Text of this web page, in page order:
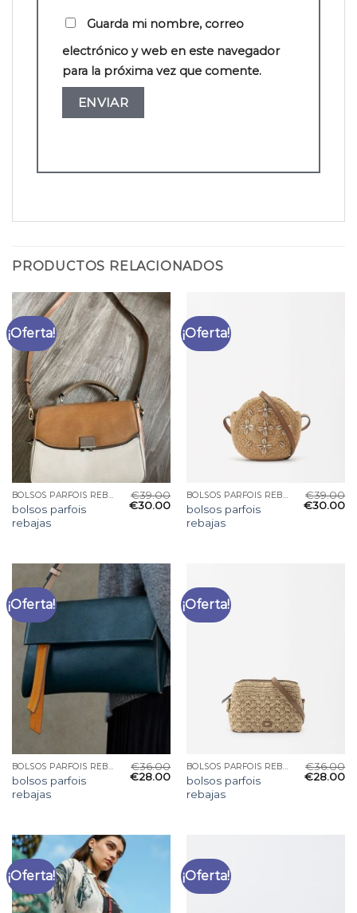
Guarda mi nombre, correo
electrónico y web en este navegador
para la próxima vez que comente.
PRODUCTOS RELACIONADOS
¡Oferta!
BOLSOS PARFOIS REBAJAS
bolsos parfois
rebajas
€39.00
€30.00
¡Oferta!
BOLSOS PARFOIS REBAJAS
bolsos parfois
rebajas
€39.00
€30.00
¡Oferta!
BOLSOS PARFOIS REBAJAS
bolsos parfois
rebajas
€36.00
€28.00
¡Oferta!
BOLSOS PARFOIS REBAJAS
bolsos parfois
rebajas
€36.00
€28.00
¡Oferta! ¡Oferta!